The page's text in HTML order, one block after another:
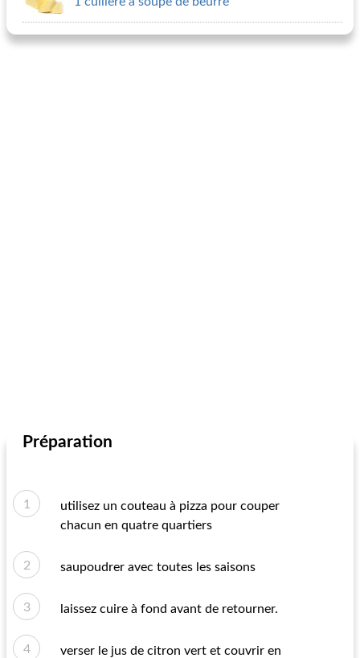
Préparation
utilisez un couteau à pizza pour couper
chacun en quatre quartiers
saupoudrer avec toutes les saisons
laissez cuire à fond avant de retourner.
verser le jus de citron vert et couvrir en